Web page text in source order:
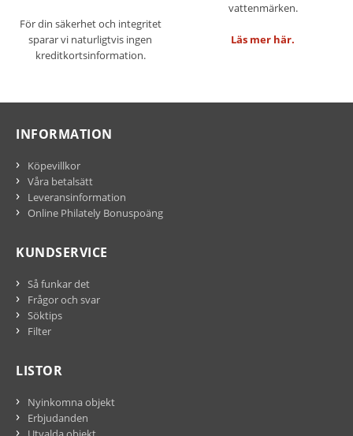
För din säkerhet och integritet
sparar vi naturligtvis ingen
kreditkortsinformation.
vattenmärken.
Läs mer här.
INFORMATION
Köpevillkor
Våra betalsätt
Leveransinformation
Online Philately Bonuspoäng
KUNDSERVICE
Så funkar det
Frågor och svar
Söktips
Filter
LISTOR
Nyinkomna objekt
Erbjudanden